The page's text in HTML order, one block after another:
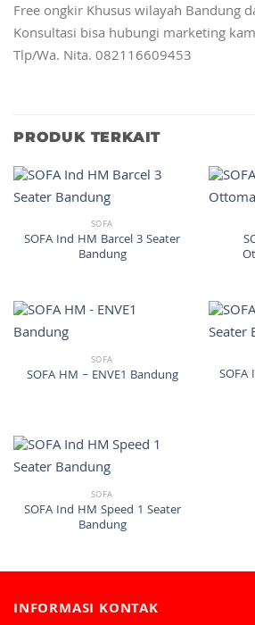
Free ongkir Khusus wilayah Bandung
Konsultasi bisa hubungi marketing
Tlp/Wa. Nita. 082116609453
PRODUK TERKAIT
SOFA
SOFA Ind HM Barcel 3 Seater
Bandung
SOFA
SOFA HM – ENVE1 Bandung SOFA
SOFA
SOFA Ind HM Speed 1 Seater
Bandung
INFORMASI KONTAK